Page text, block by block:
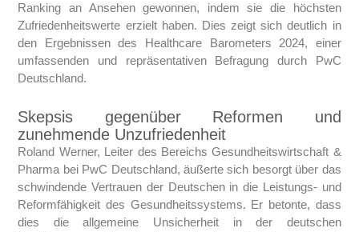
Ranking an Ansehen gewonnen, indem sie die höchsten
Zufriedenheitswerte erzielt haben. Dies zeigt sich deutlich in
den Ergebnissen des Healthcare Barometers 2024, einer
umfassenden und repräsentativen Befragung durch PwC
Deutschland.
Skepsis gegenüber Reformen und
zunehmende Unzufriedenheit
Roland Werner, Leiter des Bereichs Gesundheitswirtschaft &
Pharma bei PwC Deutschland, äußerte sich besorgt über das
schwindende Vertrauen der Deutschen in die Leistungs- und
Reformfähigkeit des Gesundheitssystems. Er betonte, dass
dies die allgemeine Unsicherheit in der deutschen